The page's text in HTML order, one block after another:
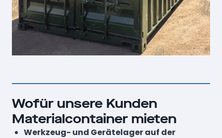
Wofür unsere Kunden
Materialcontainer mieten
Werkzeug- und Gerätelager auf der